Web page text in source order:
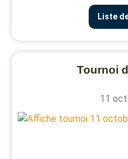
Liste
Tournoi
11